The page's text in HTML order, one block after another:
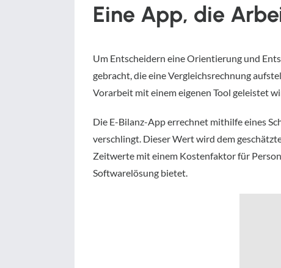
Eine App, die
Um Entscheidern eine Orientierung und
gebracht, die eine Vergleichsrechnung
Vorarbeit mit einem eigenen Tool geleistet
Die E-Bilanz-App errechnet mithilfe eines
verschlingt. Dieser Wert wird dem
Zeitwerte mit einem Kostenfaktor für
Softwarelösung bietet.